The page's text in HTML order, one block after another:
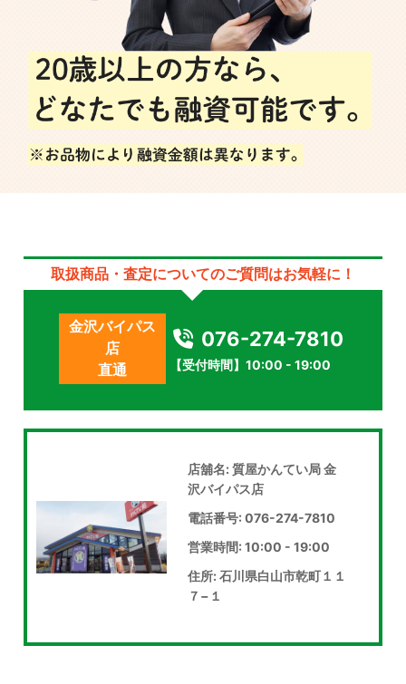
取扱商品・査定についてのご質問はお気軽に！
金沢バイパス
店
直通
076-274-7810
【受付時間】10:00 - 19:00
店舖名: 質屋かんてい局 金
沢バイパス店
電話番号: 076-274-7810
営業時間: 10:00 - 19:00
住所: 石川県白山市乾町１１
７−１